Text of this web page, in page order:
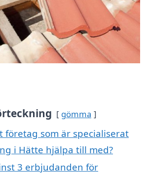
gömma
företag som är specialiserat
i Hätte hjälpa till med?
3 erbjudanden för